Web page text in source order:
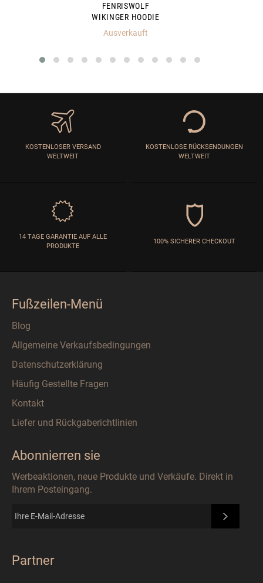
FENRISWOLF
WIKINGER HOODIE
Ausverkauft
KOSTENLOSER VERSAND
WELTWEIT
KOSTENLOSE RÜCKSENDUNGEN
WELTWEIT
14 TAGE GARANTIE AUF ALLE
PRODUKTE
100% SICHERER CHECKOUT
Fußzeilen-Menü
Blog
Allgemeine Verkaufsbedingungen
Datenschutzerklärung
Häufig Gestellte Fragen
Kontakt
Liefer und Rückgaberichtlinien
Abonnierren sie
Werbeaktionen, neue Produkte und Verkäufe. Direkt in
Ihrem Posteingang.
Partner